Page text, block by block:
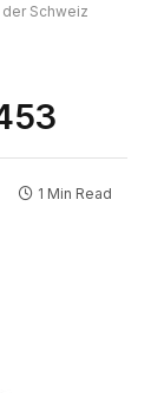
Schweiz
1 Min Read